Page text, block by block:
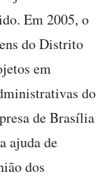
Em 2005, o
do Distrito
em
do
de Brasília
ajuda de
dos